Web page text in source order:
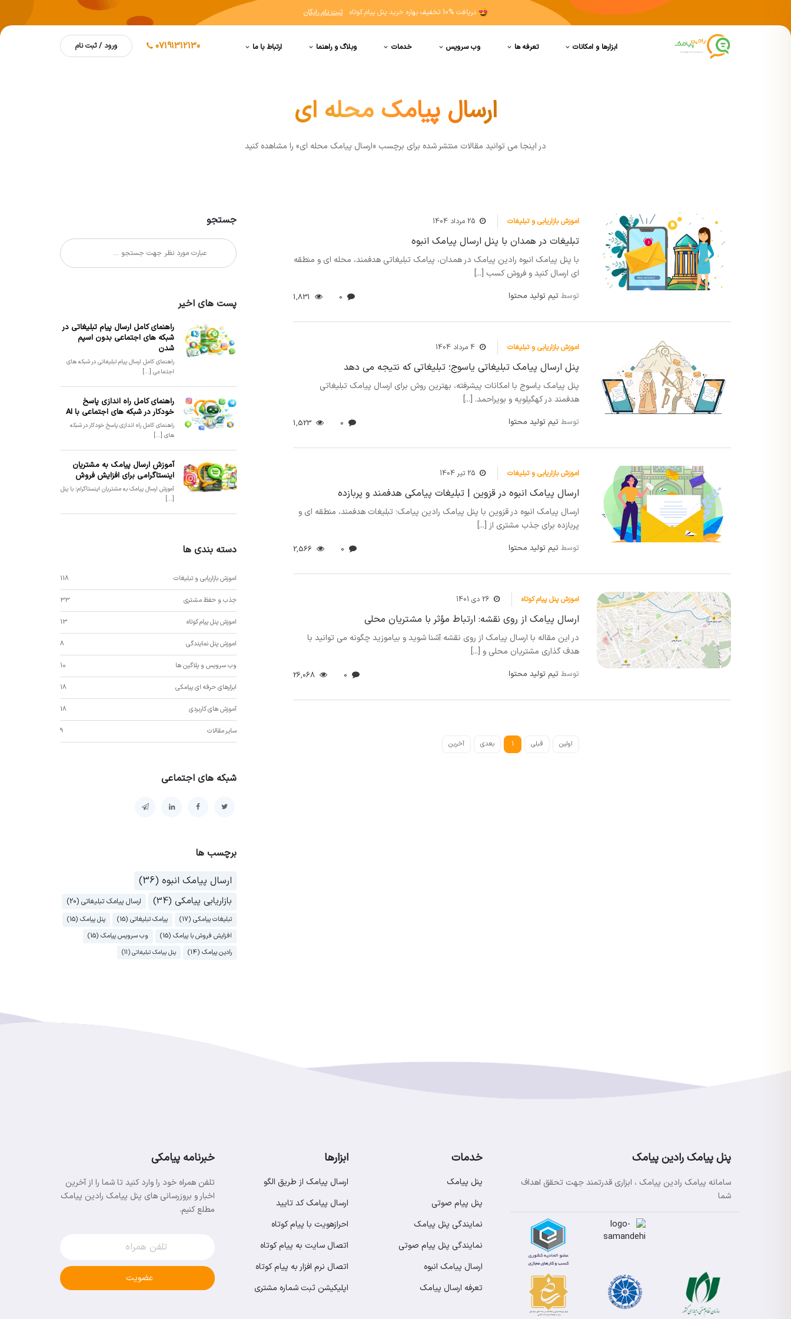
دریافت 10% تخفیف بهاره خرید پنل پیام کوتاه ثبت نام رایگان
ابزارها و امکانات تعرفه ها وب سرویس خدمات وبلاگ و راهنما ارتباط با ما 07191312130 ورود / ثبت نام
ارسال پیامک محله ای
در اينجا مي توانيد مقالات منتشر شده برای برچسب «ارسال پیامک محله ای» را مشاهده کنيد
اموزش بازاریابی و تبلیغات 25 مرداد 1404
تبلیغات در همدان با پنل ارسال پیامک انبوه
با پنل پیامک انبوه رادین پیامک در همدان، پیامک تبلیغاتی هدفمند، محله ای و منطقه
ای ارسال کنید و فروش کسب [...]
توسطتیم تولید محتوا
اموزش بازاریابی و تبلیغات 4 مرداد 1404
پنل ارسال پیامک تبلیغاتی یاسوج؛ تبلیغاتی که نتیجه می دهد
پنل پیامک یاسوج با امکانات پیشرفته، بهترین روش برای ارسال پیامک تبلیغاتی
هدفمند در کهگیلویه و بویراحمد. [...]
توسطتیم تولید محتوا
اموزش بازاریابی و تبلیغات 25 تیر 1404
ارسال پیامک انبوه در قزوین | تبلیغات پیامکی هدفمند و پربازده
ارسال پیامک انبوه در قزوین با پنل پیامک رادین پیامک؛ تبلیغات هدفمند، منطقه ای و
پربازده برای جذب مشتری از [...]
توسطتیم تولید محتوا
اموزش پنل پیام کوتاه 26 دی 1401
ارسال پیامک از روی نقشه: ارتباط مؤثر با مشتریان محلی
در این مقاله با ارسال پیامک از روی نقشه آشنا شوید و بیاموزید چگونه می توانید با
هدف گذاری مشتریان محلی و [...]
توسطتیم تولید محتوا
اولین قبلی 1 بعدی آخرین
جستجو
پست های اخیر
راهنمای کامل ارسال پیام تبلیغاتی در
شبکه های اجتماعی بدون اسپم
شدن
راهنمای کامل ارسال پیام تبلیغاتی در شبکه های
اجتماعی [...]
راهنمای کامل راه اندازی پاسخ
خودکار در شبکه های اجتماعی با AI
راهنمای کامل راه اندازی پاسخ خودکار در شبکه
های [...]
آموزش ارسال پیامک به مشتریان
اینستاگرامی برای افزایش فروش
آموزش ارسال پیامک به مشتریان اینستاگرام؛ با پنل
[...]
دسته بندی ها
اموزش بازاریابی و تبلیغات 118
جذب و حفظ مشتری 33
اموزش پنل پیام کوتاه 13
اموزش پنل نمایندگی 8
وب سرویس و پلاگین ها 10
ابزارهای حرفه ای پیامکی 18
آموزش های کاربردی 18
سایر مقالات 9
شبکه های اجتماعی
برچسب ها
ارسال پیامک انبوه (36)
بازاریابی پیامکی (34) ارسال پیامک تبلیغاتی (20)
تبلیغات پیامکی (17) پیامک تبلیغاتی (15)
پنل پیامک (15)
افزایش فروش با پیامک (15)
وب سرویس پیامک (15)
رادین پیامک (14)
پنل پیامک تبلیغاتی (11)
پنل پیامک رادین پیامک
سامانه پیامک رادین پیامک ، ابزاری قدرتمند جهت تحقق اهداف
شما
خدمات
پنل پیامک
پنل پیام صوتی
نمایندگی پنل پیامک
نمایندگی پنل پیام صوتی
ارسال پیامک انبوه
تعرفه ارسال پیامک
ابزارها
ارسال پیامک از طریق الگو
ارسال پیامک کد تایید
احرازهویت با پیام کوتاه
اتصال سایت به پیام کوتاه
اتصال نرم افزار به پیام کوتاه
اپلیکیشن ثبت شماره مشتری
خبرنامه پیامکی
تلفن همراه خود را وارد کنید تا شما را از آخرین
اخبار و بروزرسانی های پنل پیامک رادین پیامک
مطلع کنیم.
عضویت